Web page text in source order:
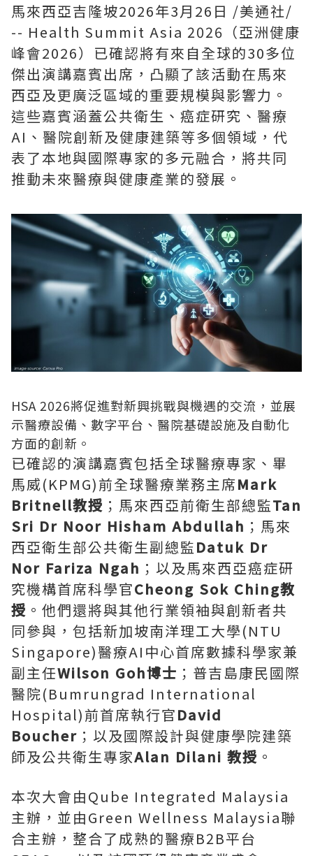
馬來西亞吉隆坡2026年3月26日 /美通社/
-- Health Summit Asia 2026（亞洲健康
峰會2026）已確認將有來自全球的30多位
傑出演講嘉賓出席，凸顯了該活動在馬來
西亞及更廣泛區域的重要規模與影響力。
這些嘉賓涵蓋公共衛生、癌症研究、醫療
AI、醫院創新及健康建築等多個領域，代
表了本地與國際專家的多元融合，將共同
推動未來醫療與健康產業的發展。
HSA 2026將促進對新興挑戰與機遇的交流，並展
示醫療設備、數字平台、醫院基礎設施及自動化
方面的創新。
已確認的演講嘉賓包括全球醫療專家、畢
馬威(KPMG)前全球醫療業務主席Mark
Britnell教授 ；馬來西亞前衛生部總監Tan
Sri Dr Noor Hisham Abdullah ；馬來
西亞衛生部公共衛生副總監Datuk Dr
Nor Fariza Ngah ；以及馬來西亞癌症研
究機構首席科學官Cheong Sok Ching教
授 。他們還將與其他行業領袖與創新者共
同參與，包括新加坡南洋理工大學(NTU
Singapore)醫療AI中心首席數據科學家兼
副主任Wilson Goh博士 ；普吉島康民國際
醫院(Bumrungrad International
Hospital)前首席執行官David
Boucher ；以及國際設計與健康學院建築
師及公共衛生專家Alan Dilani 教授 。
本次大會由Qube Integrated Malaysia
主辦，並由Green Wellness Malaysia聯
合主辦，整合了成熟的醫療B2B平台